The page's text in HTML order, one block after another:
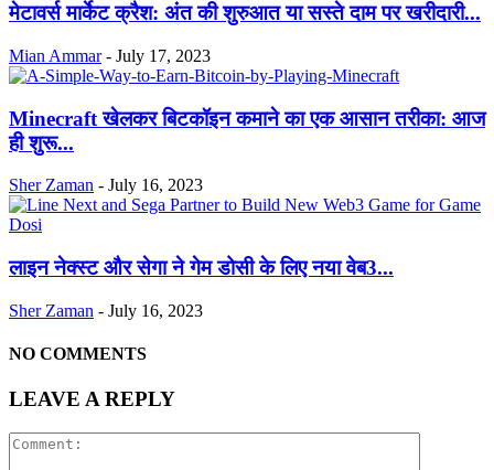
मेटावर्स मार्केट क्रैश: अंत की शुरुआत या सस्ते दाम पर खरीदारी...
Mian Ammar - July 17, 2023
Minecraft खेलकर बिटकॉइन कमाने का एक आसान तरीका: आज
ही शुरू...
Sher Zaman - July 16, 2023
लाइन नेक्स्ट और सेगा ने गेम डोसी के लिए नया वेब3...
Sher Zaman - July 16, 2023
NO COMMENTS
LEAVE A REPLY